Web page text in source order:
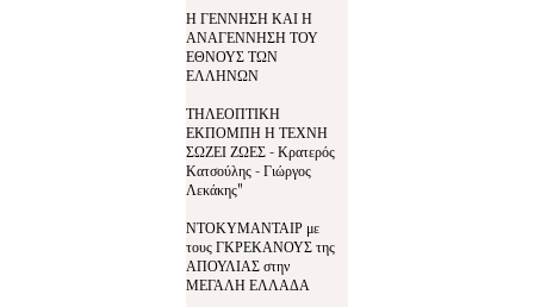
Η ΓΕΝΝΗΣΗ ΚΑΙ Η
ΑΝΑΓΕΝΝΗΣΗ ΤΟΥ
ΕΘΝΟΥΣ ΤΩΝ
ΕΛΛΗΝΩΝ
ΤΗΛΕΟΠΤΙΚΗ
ΕΚΠΟΜΠΗ Η ΤΕΧΝΗ
ΣΩΖΕΙ ΖΩΕΣ - Κρατερός
Κατσούλης - Γιώργος
Λεκάκης"
ΝΤΟΚΥΜΑΝΤΑΙΡ με
τους ΓΚΡΕΚΑΝΟΥΣ της
ΑΠΟΥΛΙΑΣ στην
ΜΕΓΑΛΗ ΕΛΛΑΔΑ